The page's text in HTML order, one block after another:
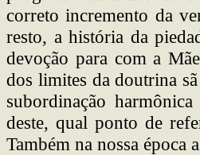
correto incremento da
resto, a história da
devoção para com a
dos limites da doutrina
subordinação
deste, qual ponto de
Também na nossa época